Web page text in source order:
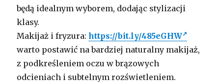
będą idealnym wyborem, dodając stylizacji
klasy.
Makijaż i fryzura:https://bit.ly/485eGHW
warto postawić na bardziej naturalny makijaż,
z podkreśleniem oczu w brązowych
odcieniach i subtelnym rozświetleniem.